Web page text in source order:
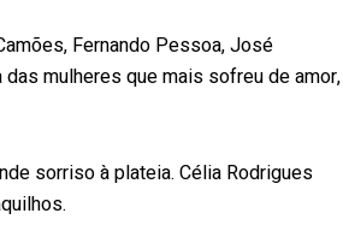
Fernando Pessoa, José
mulheres que mais sofreu de amor,
sorriso à plateia. Célia Rodrigues